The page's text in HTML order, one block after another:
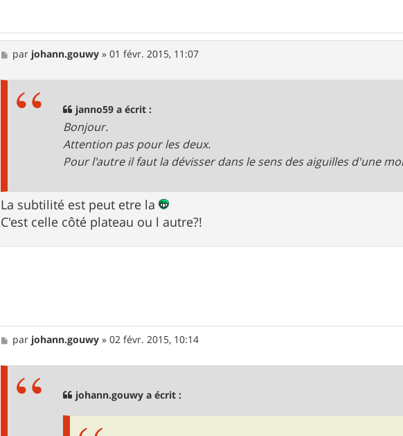
M
e
par johann.gouwy »01 févr. 2015, 11:07
janno59 a écrit :
Bonjour.
Attention pas pour les deux.
Pour l'autre il faut la dévisser dans le sens des aiguilles d'une
La subtilité est peut etre la
C'est celle côté plateau ou l autre?!
M
e
par johann.gouwy »02 févr. 2015, 10:14
johann.gouwy a écrit :